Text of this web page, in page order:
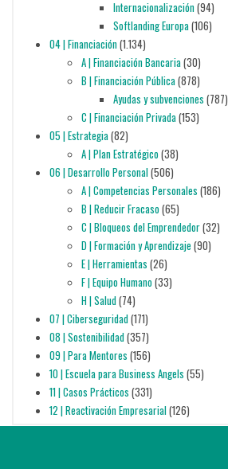
Internacionalización(94)
Softlanding Europa(106)
04 | Financiación(1.134)
A | Financiación Bancaria(30)
B | Financiación Pública(878)
Ayudas y subvenciones (787)
C | Financiación Privada(153)
05 | Estrategia(82)
A | Plan Estratégico(38)
06 | Desarrollo Personal(506)
A | Competencias Personales (186)
B | Reducir Fracaso(65)
C | Bloqueos del Emprendedor(32)
D | Formación y Aprendizaje (90)
E | Herramientas (26)
F | Equipo Humano(33)
H | Salud(74)
07 | Ciberseguridad(171)
08 | Sostenibilidad(357)
09 | Para Mentores (156)
10 | Escuela para Business Angels (55)
11 | Casos Prácticos (331)
12 | Reactivación Empresarial(126)